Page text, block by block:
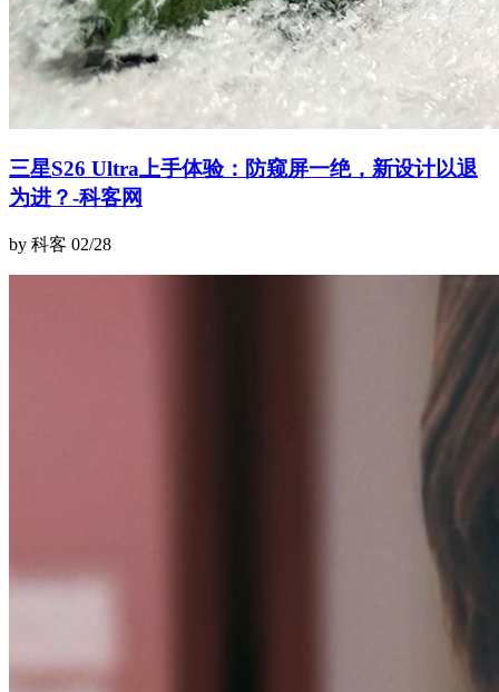
三星S26 Ultra上手体验：防窥屏一绝，新设计以退
为进？-科客网
by 科客 02/28